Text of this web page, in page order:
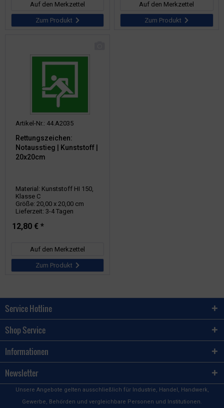
Auf den Merkzettel
Zum Produkt
Auf den Merkzettel
Zum Produkt
Artikel-Nr.: 44.A2035
Rettungszeichen:
Notausstieg | Kunststoff |
20x20cm
Material: Kunststoff HI 150,
Klasse C
Größe: 20,00 x 20,00 cm
Lieferzeit: 3-4 Tagen
12,80 € *
Auf den Merkzettel
Zum Produkt
Service Hotline
Shop Service
Informationen
Newsletter
Unsere Angebote gelten ausschließlich für Industrie, Handel, Handwerk,
Gewerbe, Behörden und vergleichbare Personen und Institutionen.